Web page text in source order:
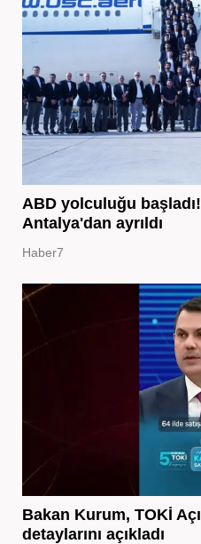
ABD yolculuğu
Antalya'dan ayrıldı
Haber7
Bakan Kurum, TOKİ
detaylarını açıkladı